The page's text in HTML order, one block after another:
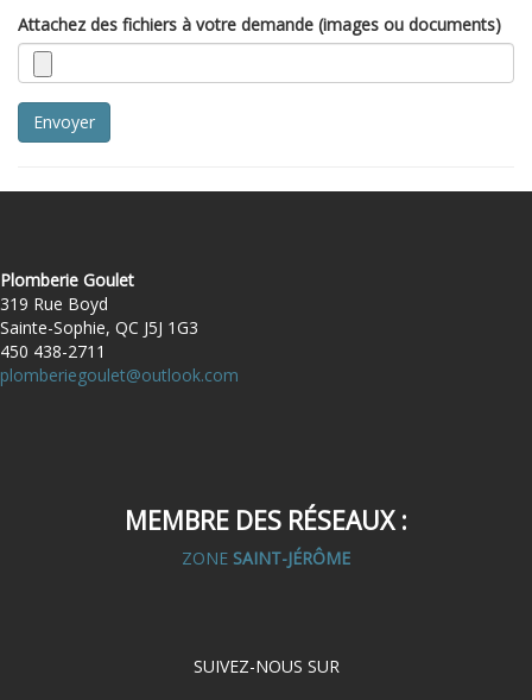
Attachez des fichiers à votre demande (images ou documents)
Envoyer
Plomberie Goulet
319 Rue Boyd
Sainte-Sophie, QC J5J 1G3
450 438-2711
plomberiegoulet@outlook.com
MEMBRE DES RÉSEAUX :
ZONE SAINT-JÉRÔME
SUIVEZ-NOUS SUR